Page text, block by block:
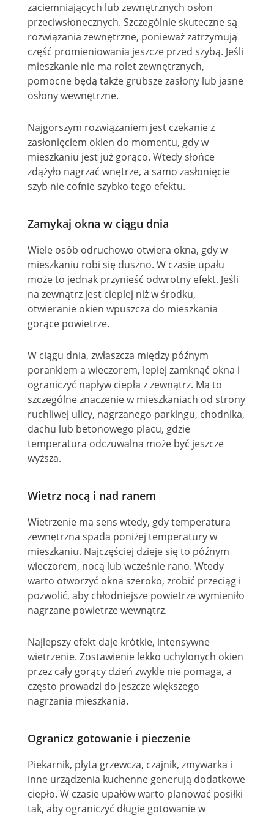
zaciemniających lub zewnętrznych osłon
przeciwsłonecznych. Szczególnie skuteczne są
rozwiązania zewnętrzne, ponieważ zatrzymują
część promieniowania jeszcze przed szybą. Jeśli
mieszkanie nie ma rolet zewnętrznych,
pomocne będą także grubsze zasłony lub jasne
osłony wewnętrzne.
Najgorszym rozwiązaniem jest czekanie z
zasłonięciem okien do momentu, gdy w
mieszkaniu jest już gorąco. Wtedy słońce
zdążyło nagrzać wnętrze, a samo zasłonięcie
szyb nie cofnie szybko tego efektu.
Zamykaj okna w ciągu dnia
Wiele osób odruchowo otwiera okna, gdy w
mieszkaniu robi się duszno. W czasie upału
może to jednak przynieść odwrotny efekt. Jeśli
na zewnątrz jest cieplej niż w środku,
otwieranie okien wpuszcza do mieszkania
gorące powietrze.
W ciągu dnia, zwłaszcza między późnym
porankiem a wieczorem, lepiej zamknąć okna i
ograniczyć napływ ciepła z zewnątrz. Ma to
szczególne znaczenie w mieszkaniach od strony
ruchliwej ulicy, nagrzanego parkingu, chodnika,
dachu lub betonowego placu, gdzie
temperatura odczuwalna może być jeszcze
wyższa.
Wietrz nocą i nad ranem
Wietrzenie ma sens wtedy, gdy temperatura
zewnętrzna spada poniżej temperatury w
mieszkaniu. Najczęściej dzieje się to późnym
wieczorem, nocą lub wcześnie rano. Wtedy
warto otworzyć okna szeroko, zrobić przeciąg i
pozwolić, aby chłodniejsze powietrze wymieniło
nagrzane powietrze wewnątrz.
Najlepszy efekt daje krótkie, intensywne
wietrzenie. Zostawienie lekko uchylonych okien
przez cały gorący dzień zwykle nie pomaga, a
często prowadzi do jeszcze większego
nagrzania mieszkania.
Ogranicz gotowanie i pieczenie
Piekarnik, płyta grzewcza, czajnik, zmywarka i
inne urządzenia kuchenne generują dodatkowe
ciepło. W czasie upałów warto planować posiłki
tak, aby ograniczyć długie gotowanie w